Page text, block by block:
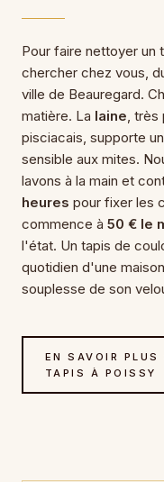
Pour faire nettoyer un
chercher chez vous,
ville de Beauregard.
matière. La laine, très
pisciacais, supporte
sensible aux mites.
lavons à la main et
heures pour fixer les
commence à 50 € le
l'état. Un tapis de
quotidien d'une
souplesse de son
EN SAVOIR PLUS
TAPIS À POISSY